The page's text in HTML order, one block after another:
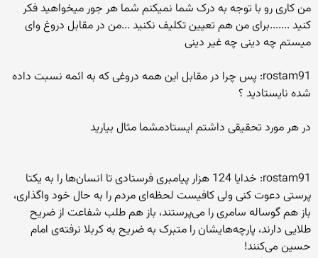
من کاری رو با توجه به درک شما نمیکنم شما هر جور میخواهید فکر
کنید .......برای من هم تعیین تکلیف نکنید ...من در مقابل دروغ وای
میستم چه دینی چه غیر دینی
rostam91: پس چرا در مقابل این همه دروغی که به ائمه نسبت داده
شده نایستادید ؟
در هر مورد تحقیقی داشتم ایستادمشما مثال بیارید
rostam91: خدایا 124 هزار پیامبری فرستادی تا انسان‌ها را به یکتا
پرستی دعوت کنی ولی کافیست لحظه‌ای مردم را به حال خود واگذاری،
باز هم گوساله سامری را می‌پرستند، باز هم طلب شفاعت از ضریح
طلایی دارند، پارچه‌هایشان را متبرک به ضریح به کربلا نرفته‌ی امام
حسین می‌کنند!